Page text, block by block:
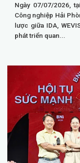
Ngày 07/07/2026,
Công nghiệp Hải
lược giữa IDA,
phát triển quan...